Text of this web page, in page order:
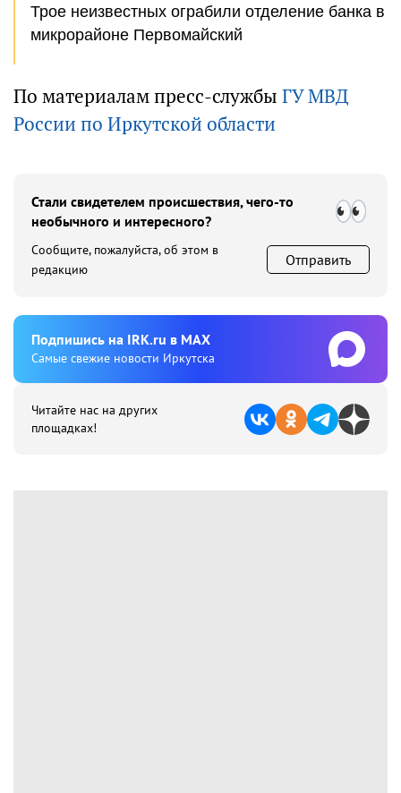
Трое неизвестных ограбили отделение банка в
микрорайоне Первомайский
По материалам пресс-службы ГУ МВД
России по Иркутской области
Стали свидетелем происшествия, чего-то
необычного и интересного?
Сообщите, пожалуйста, об этом в
редакцию
Отправить
Подпишиcь на IRK.ru в MAX
Cамые свежие новости Иркутска
Читайте нас на других
площадках!